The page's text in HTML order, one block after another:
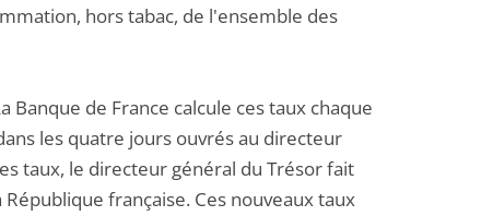
hors tabac, de l'ensemble des
de France calcule ces taux chaque
les quatre jours ouvrés au directeur
taux, le directeur général du Trésor fait
française. Ces nouveaux taux